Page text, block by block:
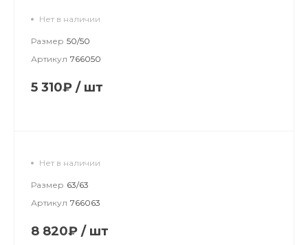
Нет в наличии
Размер 50/50
Артикул 766050
5 310₽ / шт
Нет в наличии
Размер 63/63
Артикул 766063
8 820₽ / шт